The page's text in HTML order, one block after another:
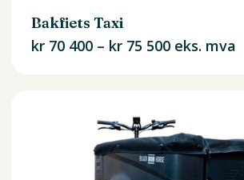
Bakfiets Taxi
kr70 400 – kr75 500Prisområde:
kr 75
500
eks. mva